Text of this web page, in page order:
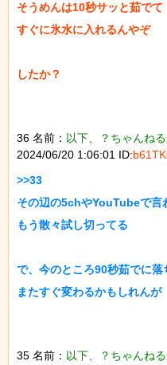
そうめんは10秒サッと茹でて
すぐに氷水に入れるんやぞ
したか？
36 名前： 以下、？ちゃんね
2024/06/20 1:06:01 ID:
>>33
その辺の5chやYouTubeで言
もう散々試し切ってる
で、今のところ90秒茹でに落
またすぐ変わるかもしれんが
35 名前： 以下、？ちゃんね